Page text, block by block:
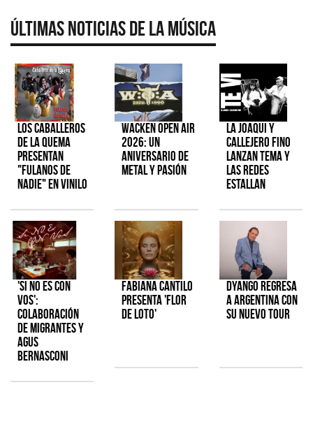
Últimas Noticias de la Música
Los Caballeros
de la Quema
presentan
"Fulanos de
Nadie" en vinilo
Wacken Open Air
2026: Un
aniversario de
metal y pasión
La Joaqui y
Callejero Fino
lanzan tema y
las redes
estallan
'Si No Es Con
Vos':
colaboración
de Migrantes y
Agus
Bernasconi
Fabiana Cantilo
presenta 'Flor
de Loto'
Dyango regresa
a Argentina con
su nuevo tour